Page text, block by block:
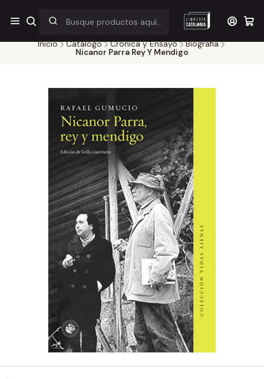
¡Por pocos días! Despacho a $1.000 en RM por compras sobre
$38.000
Inicio Catálogo Crónica y Ensayo
Biografia
Nicanor Parra Rey Y Mendigo